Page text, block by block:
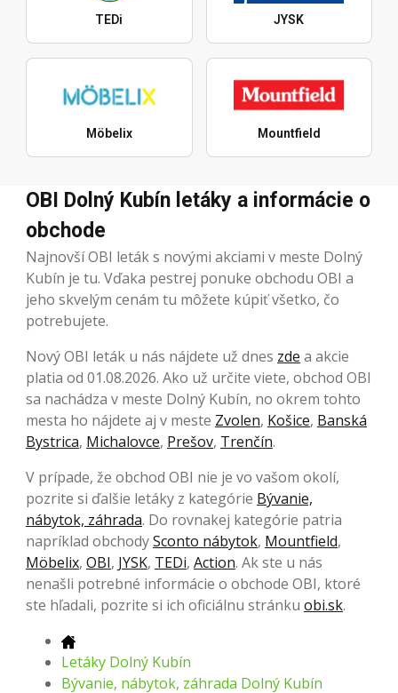
TEDi JYSK
Möbelix Mountfield
OBI Dolný Kubín letáky a informácie o
obchode
Najnovší OBI leták s novými akciami v meste Dolný
Kubín je tu. Vďaka pestrej ponuke obchodu OBI a
jeho skvelým cenám tu môžete kúpiť všetko, čo
potrebujete.
Nový OBI leták u nás nájdete už dnes zde a akcie
platia od 01.08.2026. Ako už určite viete, obchod OBI
sa nachádza v meste Dolný Kubín, no okrem tohto
mesta ho nájdete aj v meste Zvolen, Košice, Banská
Bystrica, Michalovce, Prešov, Trenčín.
V prípade, že obchod OBI nie je vo vašom okolí,
pozrite si ďalšie letáky z kategórie Bývanie,
nábytok, záhrada. Do rovnakej kategórie patria
napríklad obchodySconto nábytok, Mountfield,
Möbelix, OBI, JYSK, TEDi, Action. Ak ste u nás
nenašli potrebné informácie o obchode OBI, ktoré
ste hľadali, pozrite si ich oficiálnu stránku obi.sk.
Letáky Dolný Kubín
Bývanie, nábytok, záhrada Dolný Kubín